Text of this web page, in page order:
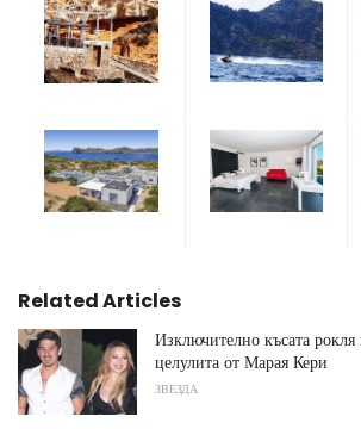
Related Articles
Изключително късата
целулита от Марая Кери
ЗВЕЗДА